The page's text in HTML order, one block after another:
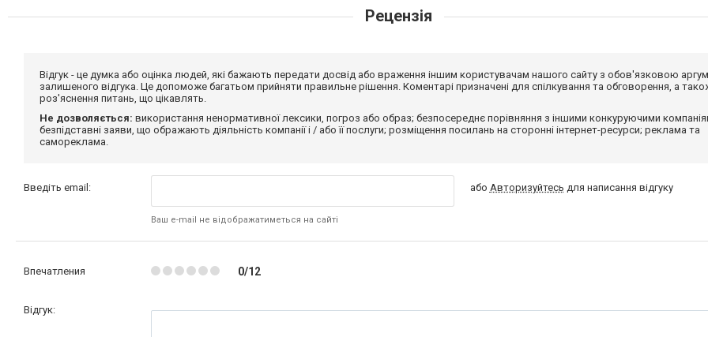
Рецензія
Відгук - це думка або оцінка людей, які бажають передати досвід або враження іншим користувачам нашого сайту з обов'язковою
залишеного відгука. Це допоможе багатьом прийняти правильне рішення. Коментарі призначені для спілкування та обговорення, а
роз'яснення питань, що цікавлять.
Не дозволяється: використання ненормативної лексики, погроз або образ; безпосереднє порівняння з іншими конкуруючими
безпідставні заяви, що ображають діяльність компанії і / або її послуги; розміщення посилань на сторонні інтернет-ресурси; реклама та
самореклама.
Введіть email:
Ваш e-mail не відображатиметься на сайті
або Авторизуйтесь для написання відгуку
Впечатления 0/12
Відгук: